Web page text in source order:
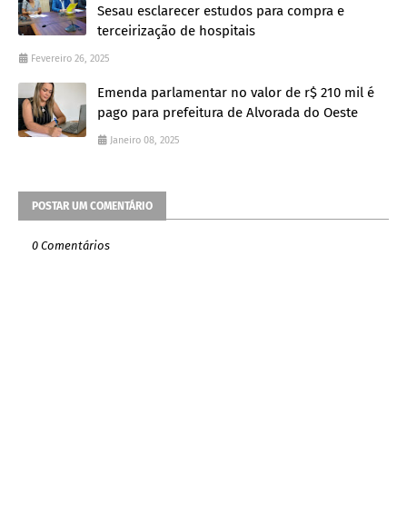
Sesau esclarecer estudos para compra e
terceirização de hospitais
Fevereiro 26, 2025
Emenda parlamentar no valor de r$ 210 mil é
pago para prefeitura de Alvorada do Oeste
Janeiro 08, 2025
POSTAR UM COMENTÁRIO
0 Comentários